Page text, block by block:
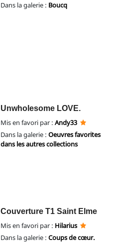
Dans la galerie : Boucq
Unwholesome LOVE.
Mis en favori par : Andy33
Dans la galerie : Oeuvres favorites
dans les autres collections
Couverture T1 Saint Elme
Mis en favori par : Hilarius
Dans la galerie : Coups de cœur.